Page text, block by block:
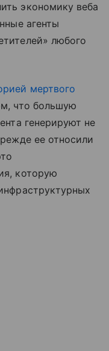
экономику веба
агенты
любого
мертвого
что большую
генерируют не
ее относили
которую